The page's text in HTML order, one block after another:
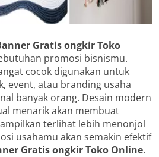
Gratis ongkir Toko
promosi bisnismu.
cocok digunakan untuk
event, atau branding usaha
banyak orang. Desain modern
menarik akan membuat
terlihat lebih menonjol
usahamu akan semakin efektif
Gratis ongkir Toko Online.